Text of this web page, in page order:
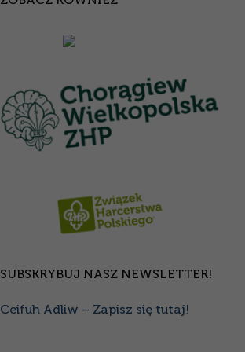
SUBSKRYBUJ NASZ NEWSLETTER!
Ceifuh Adliw – Zapisz się tutaj!